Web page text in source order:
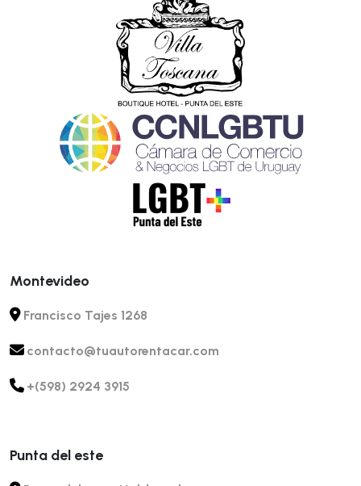
Montevideo
Francisco Tajes 1268
contacto@tuautorentacar.com
+(598) 2924 3915
Punta del este